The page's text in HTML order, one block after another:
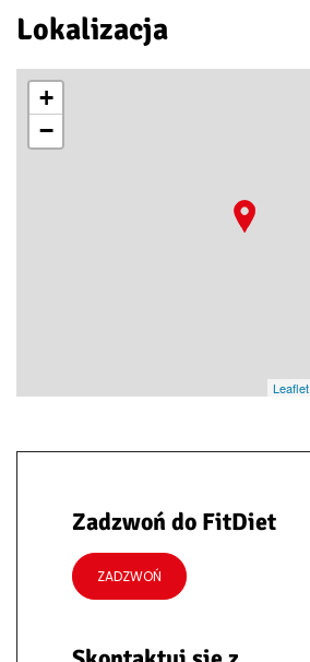
Lokalizacja
+
−
Leaflet
Zadzwoń do FitDiet
ZADZWOŃ